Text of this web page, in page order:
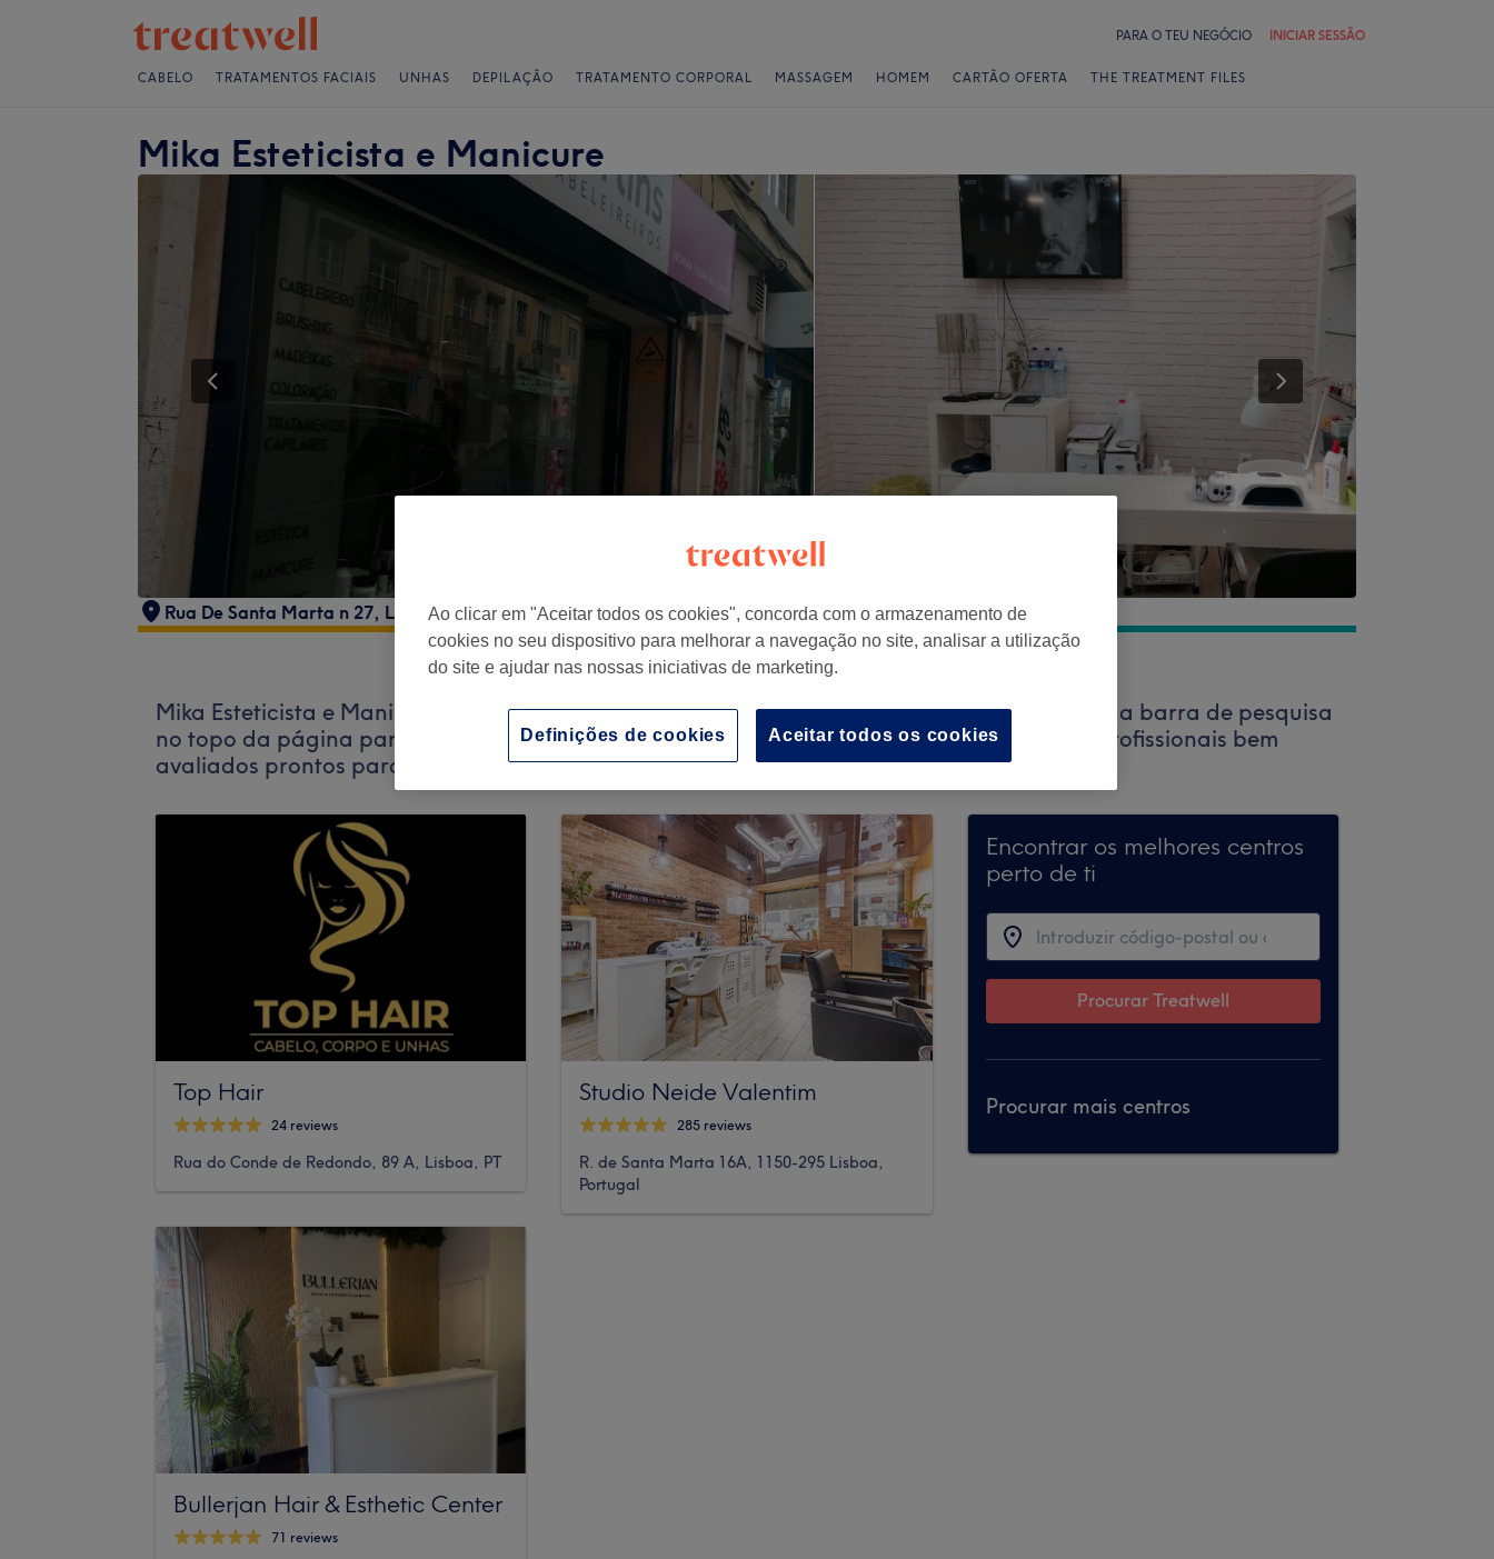
PARA O TEU NEGÓCIO INICIAR SESSÃO
CABELO TRATAMENTOS FACIAIS UNHAS DEPILAÇÃO TRATAMENTO CORPORAL MASSAGEM HOMEM CARTÃO OFERTA THE TREATMENT FILES
Mika Esteticista e Manicure
Rua De Santa Marta n 27, Lisboa, PT
Mika Esteticista e Manicure não aceita marcações através da Treatwell no momento. Utiliza a barra de pesquisa
no topo da página para
explorar os salões disponíveis na tua zona. Vais encontrar vários profissionais bem
avaliados prontos para te receber.
Top Hair
24 reviews
Rua do Conde de Redondo, 89 A, Lisboa, PT
Bullerjan Hair & Esthetic Center
71 reviews
Studio Neide Valentim
285 reviews
R. de Santa Marta 16A, 1150-295 Lisboa,
Portugal
Encontrar os melhores centros
perto de ti
Procurar Treatwell
Procurar mais centros
Ao clicar em "Aceitar todos os cookies", concorda com o armazenamento de
cookies no seu dispositivo para melhorar a navegação no site, analisar a utilização
do site e ajudar nas nossas iniciativas de marketing.
Aceitar todos os cookies
Definições de cookies